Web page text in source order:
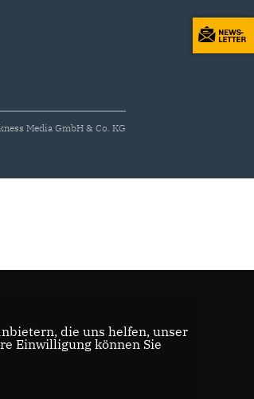
Media GmbH & Co. KG
die uns helfen, unser
Einwilligung können Sie